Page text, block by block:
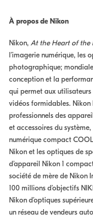
À propos de Nikon
Nikon, At the Heart of the
l’imagerie numérique, les
photographique;
conception et la
qui permet aux
vidéos formidables. Nikon
professionnels des
et accessoires du
numérique compact
Nikon et les optiques de
d’appareil Nikon 1
société de mère de Nikon
100 millions d’objectifs
Nikon d’optiques
un réseau de vendeurs